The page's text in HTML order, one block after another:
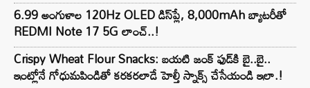
6.99 అంగుళాల 120Hz OLED డిస్‌ప్లే, 8,000mAh బ్యాటరీతో
REDMI Note 17 5G లాంచ్..!
Crispy Wheat Flour Snacks: బయటి జంక్ ఫుడ్‌కి బై..బై..
ఇంట్లోనే గోధుమపిండితో కరకరలాడే హెల్తీ స్నాక్స్ చేసేయండి ఇలా.!